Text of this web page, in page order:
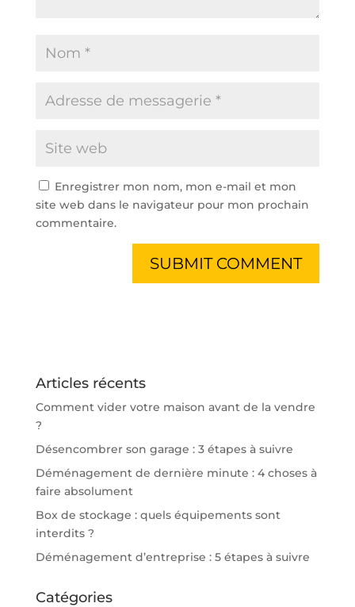
Enregistrer mon nom, mon e-mail et mon
site web dans le navigateur pour mon prochain
commentaire.
Articles récents
Comment vider votre maison avant de la vendre
?
Désencombrer son garage : 3 étapes à suivre
Déménagement de dernière minute : 4 choses à
faire absolument
Box de stockage : quels équipements sont
interdits ?
Déménagement d’entreprise : 5 étapes à suivre
Catégories